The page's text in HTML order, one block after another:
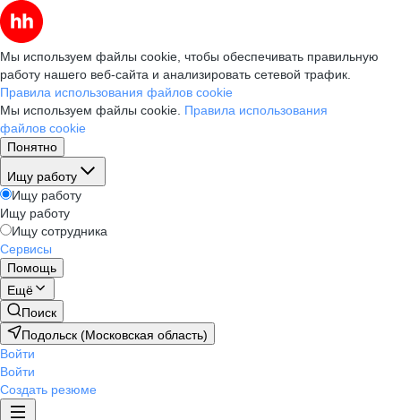
Мы используем файлы cookie, чтобы обеспечивать правильную
работу нашего веб-сайта и анализировать сетевой трафик.
Правила использования файлов cookie
Мы используем файлы cookie. Правила использования
файлов cookie
Понятно
Ищу работу
Ищу работу
Ищу работу
Ищу сотрудника
Сервисы
Помощь
Ещё
Поиск
Подольск (Московская область)
Войти
Войти
Создать резюме